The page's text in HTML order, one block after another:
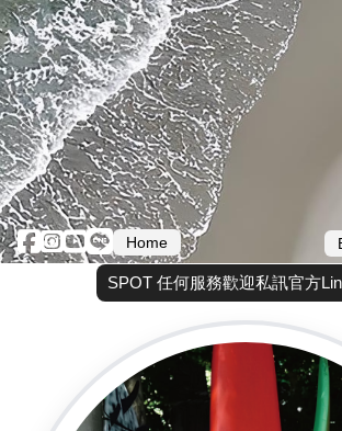
Home
SPOT 任何服務歡迎私訊官方